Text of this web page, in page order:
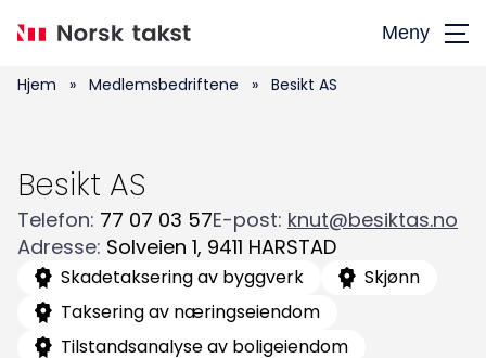
hovedinnhold
Meny
Søk
etter:
Hjem » Medlemsbedriftene » Besikt AS
Besikt AS
Telefon: 77 07 03 57E-post: knut@besiktas.no
Adresse: Solveien 1, 9411 HARSTAD
Skadetaksering av byggverk
Skjønn
Taksering av næringseiendom
Tilstandsanalyse av boligeiendom